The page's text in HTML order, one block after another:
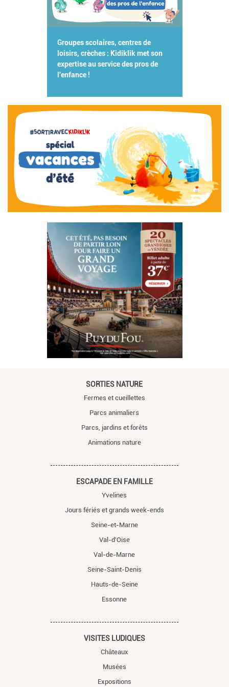
Groupes scolaires, centres de
loisirs, crèches : Kidiklik met son
expertise au service des pros de
l'enfance !
SORTIES NATURE
Fermes et cueillettes
Parcs animaliers
Parcs, jardins et forêts
Animations nature
ESCAPADE EN FAMILLE
Yvelines
Jours fériés et grands week-ends
Seine-et-Marne
Val-d'Oise
Val-de-Marne
Seine-Saint-Denis
Hauts-de-Seine
Essonne
VISITES LUDIQUES
Châteaux
Musées
Expositions